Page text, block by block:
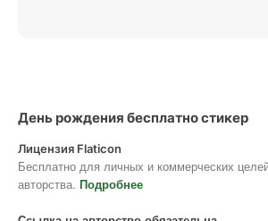
День рождения бесплатно стикер
Лицензия Flaticon
Бесплатно для личных и коммерческих
авторства. Подробнее